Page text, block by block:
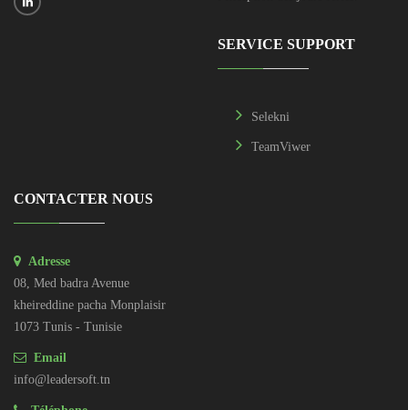
SERVICE SUPPORT
Selekni
TeamViwer
CONTACTER NOUS
Adresse
08, Med badra Avenue
kheireddine pacha Monplaisir
1073 Tunis - Tunisie
Email
info@leadersoft.tn